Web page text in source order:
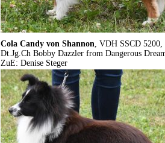
Cola Candy von Shannon, VDH SSCD 5200,
Dt.Jg.Ch Bobby Dazzler from Dangerous
ZuE: Denise Steger